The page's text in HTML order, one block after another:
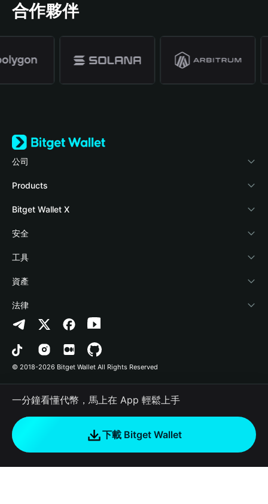
合作夥伴
公司
關於 Bitget Wallet
部落格
學院
加密資訊
幫助中心
‌聯繫我們
品牌資源
工作機會
Products
Crypto Card
Stablecoin Earn
Payfi Crypto
Crypto Swap API
Altcoin Season Index
Prediction Markets
DApp
RWA
如何購買加密貨幣
Bitget Wallet X
開發者文件
連接錢包
Bitget Wallet Pay
合作上架
安全
風險保障基金
安全防護技術
工具
快捷買幣
授權檢測
合約檢測
批次轉帳
資產
Arbitrum
Avalanche
Bitcoin
Polygon
法律
隱私協議
用戶使用協議
© 2018-2026 Bitget Wallet All Rights Reserved
一分鐘看懂代幣，馬上在 App 輕鬆上手
下載 Bitget Wallet